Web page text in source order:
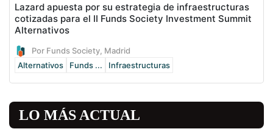
Lazard apuesta por su estrategia de infraestructuras
cotizadas para el II Funds Society Investment Summit
Alternativos
Por Funds Society, Madrid
Alternativos
Funds ... Infraestructuras
LO MÁS ACTUAL